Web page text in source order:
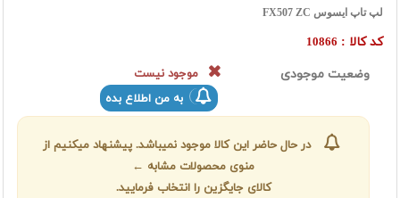
لپ تاپ ایسوس FX507 ZC
کد کالا : 10866
وضعیت موجودی
موجود نیست
به من اطلاع بده
در حال حاضر این کالا موجود نمیباشد. پیشنهاد میکنیم از
منوی محصولات مشابه ←
کالای جایگزین را انتخاب فرمایید.